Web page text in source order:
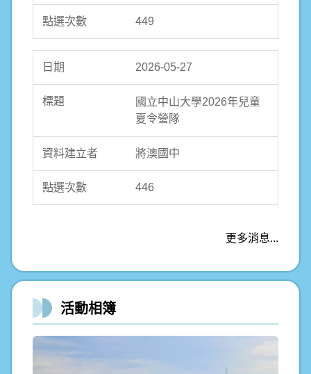
449
2026-05-27
國立中山大學2026年兒童
夏令營隊
將澳國中
446
更多消息...
活動相簿